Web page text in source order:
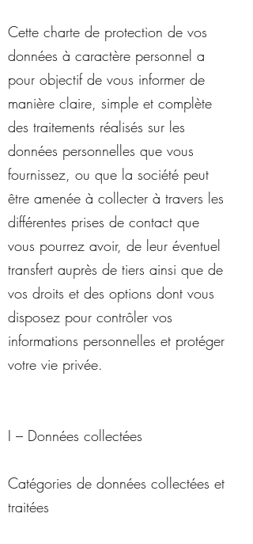
Cette charte de protection de vos
données à caractère personnel a
pour objectif de vous informer de
manière claire, simple et complète
des traitements réalisés sur les
données personnelles que vous
fournissez, ou que la société peut
être amenée à collecter à travers les
différentes prises de contact que
vous pourrez avoir, de leur éventuel
transfert auprès de tiers ainsi que de
vos droits et des options dont vous
disposez pour contrôler vos
informations personnelles et protéger
votre vie privée.
I – Données collectées
Catégories de données collectées et
traitées